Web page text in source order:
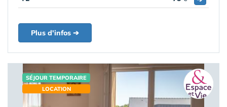
Plus d'infos ➔
SÉJOUR TEMPORAIRE
LOCATION